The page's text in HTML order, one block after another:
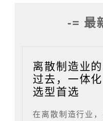
-= 最
离散制造业
过去，一体
选型首选
在离散制造行业